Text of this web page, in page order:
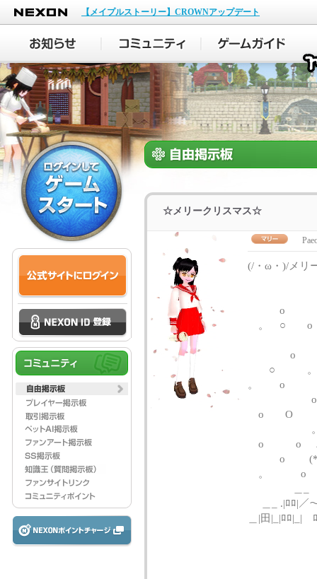
NEXON
【メイプルストーリー】CROWNアップデート
☆メリークリスマス☆
(/・ω・)/メリ
o 。
。
o (｡･-
○ 。 ○
。 o o
o .|
o O
o o ∧
o (*ﾟ
。 o ∪-
＿_ .|ﾛﾛ|／
＿|田|_|ﾛﾛ|_|